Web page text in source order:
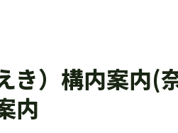
き）構内案内(
内